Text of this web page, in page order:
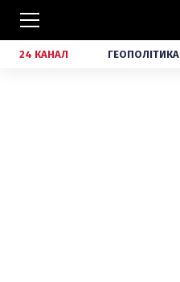
24 КАНАЛ ГЕОПОЛІТИКА